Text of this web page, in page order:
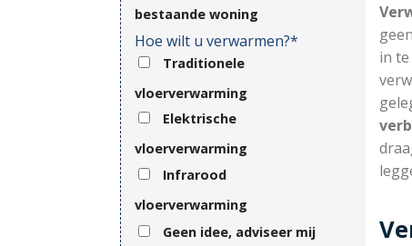
bestaande woning
Hoe wilt u verwarmen?*
Traditionele
vloerverwarming
Elektrische
vloerverwarming
Infrarood
vloerverwarming
Geen idee, adviseer mij
in